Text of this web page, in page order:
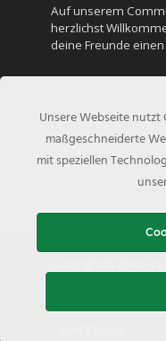
Auf unserem
herzlichst
deine Freunde
Unsere Webseite
maßgeschneiderte
mit speziellen